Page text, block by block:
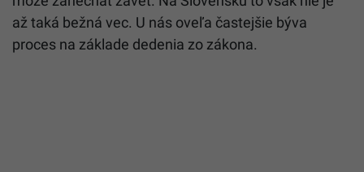
až taká bežná vec. U nás oveľa častejšie býva
proces na základe dedenia zo zákona.